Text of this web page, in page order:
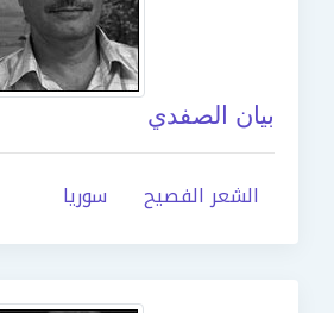
بيان الصفدي
الشعر الفصيح سوريا